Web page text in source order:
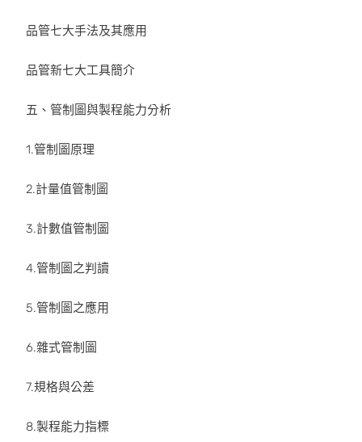
品管七大手法及其應用
品管新七大工具簡介
五、管制圖與製程能力分析
1.管制圖原理
2.計量值管制圖
3.計數值管制圖
4.管制圖之判讀
5.管制圖之應用
6.雜式管制圖
7.規格與公差
8.製程能力指標